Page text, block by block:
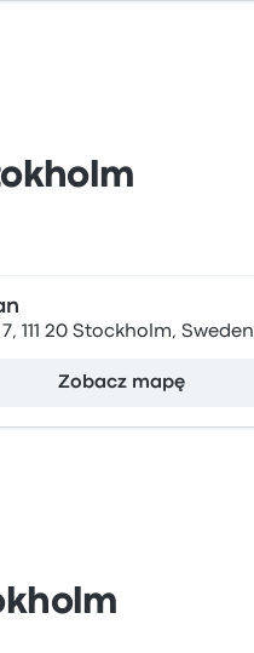
111 20 Stockholm, Sweden
Zobacz mapę